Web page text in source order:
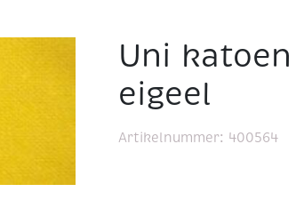
Uni
eigeel
Artikelnummer: 400564